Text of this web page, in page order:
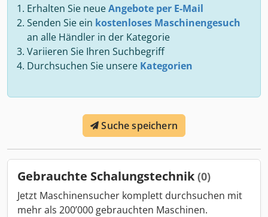
Erhalten Sie neueAngebote per E-Mail
Senden Sie ein kostenloses Maschinengesuch
an alle Händler in der Kategorie
Variieren Sie Ihren Suchbegriff
Durchsuchen Sie unsere Kategorien
Suche speichern
Gebrauchte Schalungstechnik (0)
Jetzt Maschinensucher komplett durchsuchen mit
mehr als 200’000 gebrauchten Maschinen.